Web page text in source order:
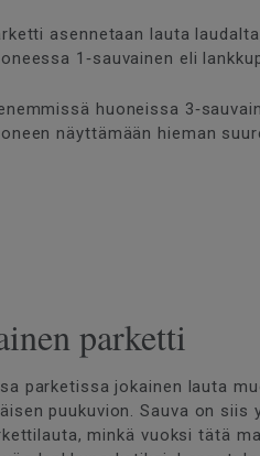
asennetaan lauta
1‑sauvainen eli
huoneissa
näyttämään hieman
parketti
parketissa jokainen lauta
puukuvion. Sauva on siis
minkä vuoksi tätä